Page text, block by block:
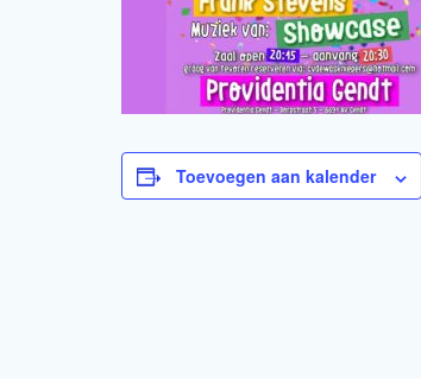
Toevoegen aan kalender